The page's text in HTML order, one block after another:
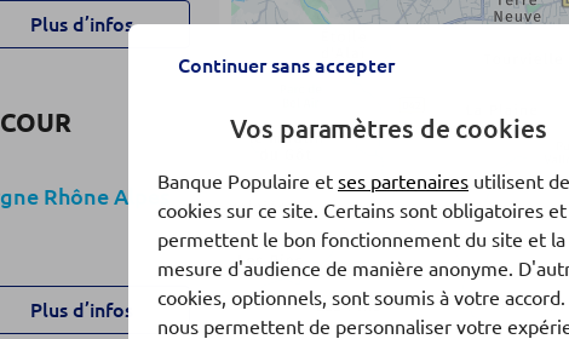
Plus d’infos
Rhône Alpes
Plus d’infos
Continuer sans accepter
Vos paramètres de cookies
Banque Populaire et ses partenaires utilisent
cookies sur ce site. Certains sont obligatoires et
permettent le bon fonctionnement du site et la
mesure d'audience de manière anonyme.
cookies, optionnels, sont soumis à votre accord.
nous permettent de personnaliser votre